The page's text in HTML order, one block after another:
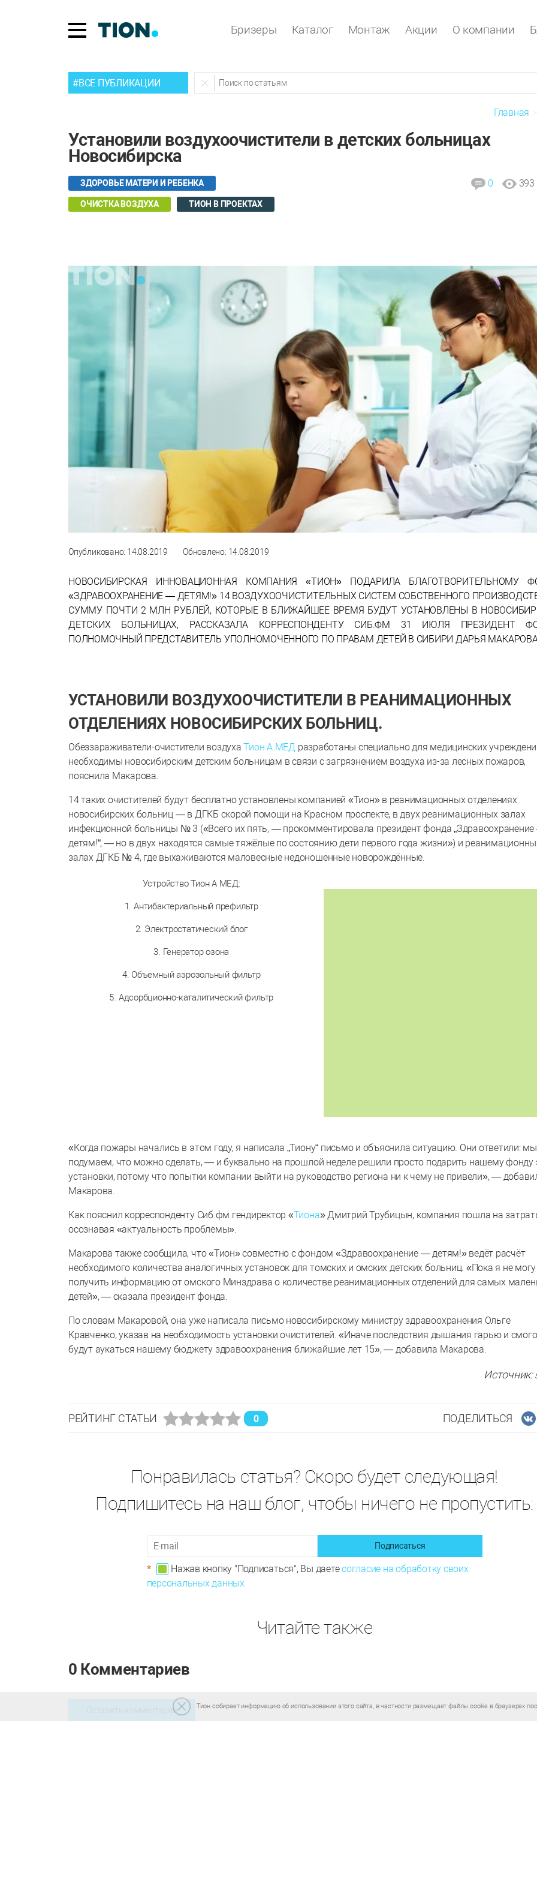
Бризеры Каталог Монтаж Акции О компании
#ВСЕ ПУБЛИКАЦИИ
Главная
Установили воздухоочистители в детских больницах
Новосибирска
ЗДОРОВЬЕ МАТЕРИ И РЕБЕНКА
ОЧИСТКА ВОЗДУХА ТИОН В ПРОЕКТАХ
0 393
Опубликовано: 14.08.2019 Обновлено: 14.08.2019
НОВОСИБИРСКАЯ ИННОВАЦИОННАЯ КОМПАНИЯ «ТИОН» ПОДАРИЛА БЛАГОТВОРИТЕЛЬНОМУ
«ЗДРАВООХРАНЕНИЕ — ДЕТЯМ!» 14 ВОЗДУХООЧИСТИТЕЛЬНЫХ СИСТЕМ СОБСТВЕННОГО
СУММУ ПОЧТИ 2 МЛН РУБЛЕЙ, КОТОРЫЕ В БЛИЖАЙШЕЕ ВРЕМЯ БУДУТ УСТАНОВЛЕНЫ В
ДЕТСКИХ БОЛЬНИЦАХ, РАССКАЗАЛА КОРРЕСПОНДЕНТУ СИБ.ФМ 31 ИЮЛЯ ПРЕЗИДЕНТ
ПОЛНОМОЧНЫЙ ПРЕДСТАВИТЕЛЬ УПОЛНОМОЧЕННОГО ПО ПРАВАМ ДЕТЕЙ В СИБИРИ ДАРЬЯ
УСТАНОВИЛИ ВОЗДУХООЧИСТИТЕЛИ В РЕАНИМАЦИОННЫХ
ОТДЕЛЕНИЯХ НОВОСИБИРСКИХ БОЛЬНИЦ.
Обеззараживатели-очистители воздухаТион А МЕД разработаны специально для медицинских
необходимы новосибирским детским больницам в связи с загрязнением воздуха из-за лесных пожаров,
пояснила Макарова.
14 таких очистителей будут бесплатно установлены компанией «Тион» в реанимационных отделениях
новосибирских больниц — в ДГКБ скорой помощи на Красном проспекте, в двух реанимационных залах
инфекционной больницы № 3 («Всего их пять, — прокомментировала президент фонда
детям!“, — но в двух находятся самые тяжёлые по состоянию дети первого года жизни») и
залах ДГКБ № 4, где выхаживаются маловесные недоношенные новорождённые.
Устройство Тион А МЕД:
1. Антибактериальный префильтр
2. Электростатический блог
3. Генератор озона
4. Объемный аэрозольный фильтр
5. Адсорбционно-каталитический фильтр
подумаем, что можно сделать, — и буквально на прошлой неделе решили просто подарить нашему фонду
установки, потому что попытки компании выйти на руководство региона ни к чему не привели», —
Макарова.
Как пояснил корреспонденту Сиб.фм гендиректор «
осознавая «актуальность проблемы».
Макарова также сообщила, что «Тион» совместно с фондом «Здравоохранение — детям!» ведёт расчёт
необходимого количества аналогичных установок для томских и омских детских больниц. «Пока я не могу
получить информацию от омского Минздрава о количестве реанимационных отделений для самых
детей», — сказала президент фонда.
По словам Макаровой, она уже написала письмо новосибирскому министру здравоохранения Ольге
Кравченко, указав на необходимость установки очистителей. «Иначе последствия дышания гарью и
будут аукаться нашему бюджету здравоохранения ближайшие лет 15», — добавила Макарова.
Подпишитесь на наш блог, чтобы ничего не пропустить:
Нажав кнопку "Подписаться", Вы даете
согласие на обработку своих
персональных данных
Тион собирает информацию об использовании этого сайта, в частности размещает файлы cookie в браузерах